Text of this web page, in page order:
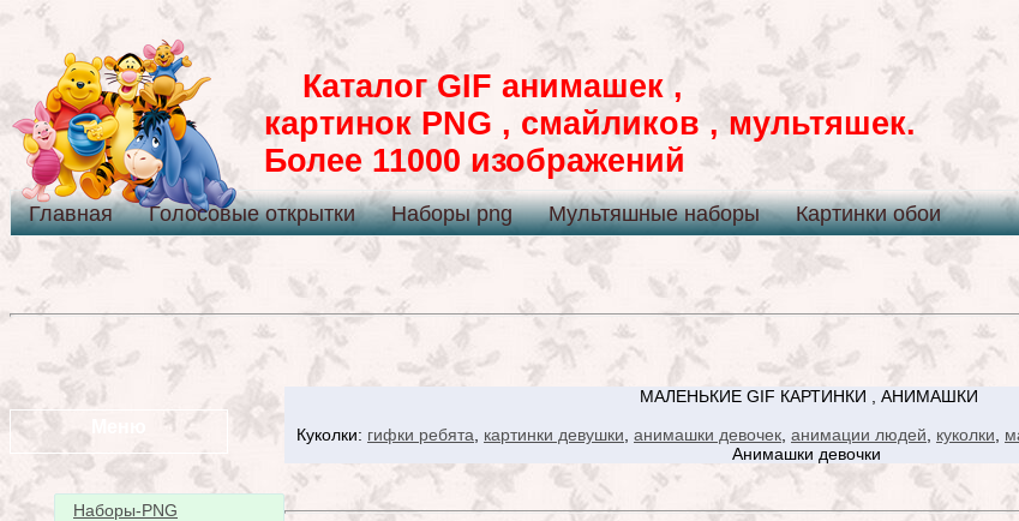
Каталог GIF анимашек ,
картинок PNG , смайликов , мультяшек.
Более 11000 изображений
Главная Голосовые открытки Наборы png Мультяшные наборы Картинки обои
Наборы-PNG
МАЛЕНЬКИЕ GIF КАРТИНКИ , АНИМАШКИ
Куколки: гифки ребята картинки девушки анимашки девочек анимации людей куколки
Анимашки девочки